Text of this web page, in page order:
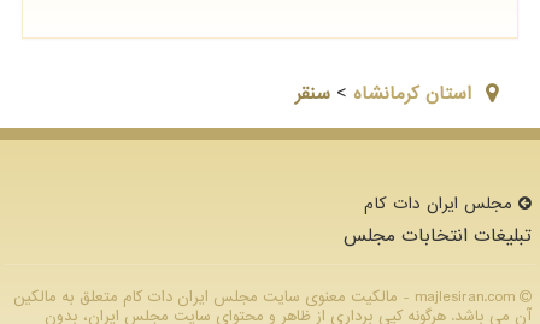
استان كرمانشاه > سنقر
مجلس ایران دات كام
تبلیغات انتخابات مجلس
majlesiran.com - مالکیت معنوی سایت مجلس ایران دات كام متعلق به مالکین
آن می باشد. هرگونه کپی برداری از ظاهر و محتوای سایت مجلس ایران، بدون